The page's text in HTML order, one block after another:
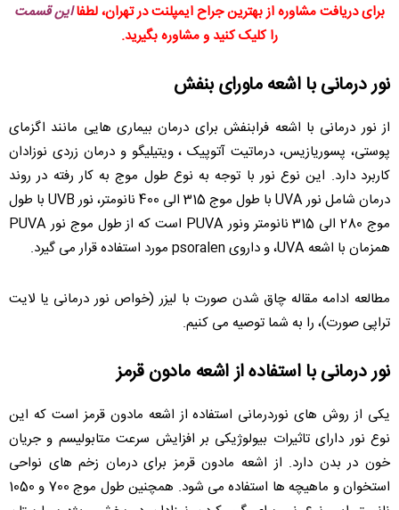
برای دریافت مشاوره از بهترین جراح ایمپلنت در تهران، لطفااین قسمت
را کلیک کنید و مشاوره بگیرید.
نور درمانی با اشعه ماورای بنفش
از نور درمانی با اشعه فرابنفش برای درمان بیماری هایی مانند اگزمای
پوستی، پسوریازیس، درماتیت آتوپیک ، ویتیلیگو و درمان زردی نوزادان
کاربرد دارد. این نوع نور با توجه به نوع طول موج به کار رفته در روند
درمان شامل نور UVA با طول موج 315 الی 400 نانومتر، نور UVB با طول
موج 280 الی 315 نانومتر ونور PUVA است که از طول موج نور PUVA
همزمان با اشعه UVA، و داروی psoralen مورد استفاده قرار می گیرد.
مطالعه ادامه مقاله چاق شدن صورت با لیزر (خواص نور درمانی یا لایت
تراپی صورت)، را به شما توصیه می کنیم.
نور درمانی با استفاده از اشعه مادون قرمز
یکی از روش های نوردرمانی استفاده از اشعه مادون قرمز است که این
نوع نور دارای تاثیرات بیولوژیکی بر افزایش سرعت متابولیسم و جریان
خون در بدن دارد. از اشعه مادون قرمز برای درمان زخم های نواحی
استخوان و ماهیچه ها استفاده می شود. همچنین طول موج 700 و 1050